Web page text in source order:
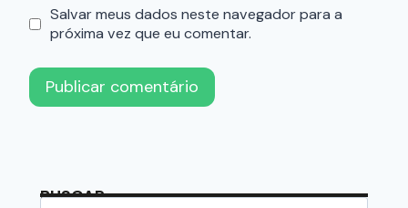
Salvar meus dados neste navegador para a
próxima vez que eu comentar.
BUSCAR